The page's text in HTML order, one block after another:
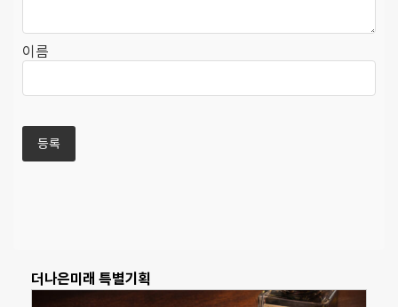
이름
더나은미래 특별기획